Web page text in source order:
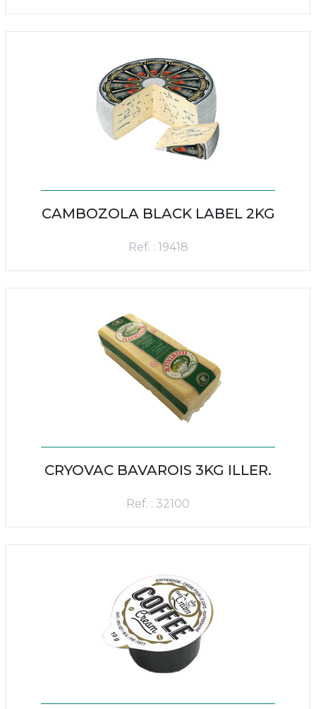
CAMBOZOLA BLACK LABEL 2KG
Ref. : 19418
CRYOVAC BAVAROIS 3KG ILLER.
Ref. : 32100